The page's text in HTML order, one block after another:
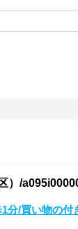
）/
分/買い物の